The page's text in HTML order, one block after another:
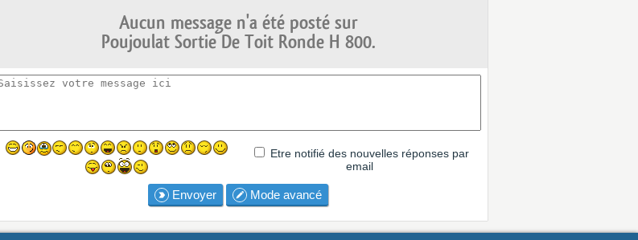
Aucun message n'a été posté sur
Poujoulat Sortie De Toit Ronde H 800.
Etre notifié des nouvelles réponses par
email
Envoyer Mode avancé